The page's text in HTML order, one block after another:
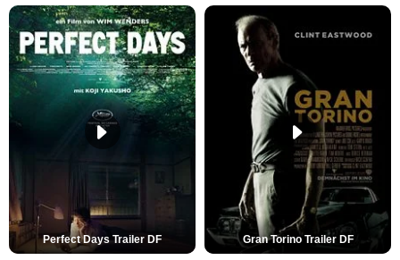
Perfect Days Trailer DF Gran Torino Trailer DF